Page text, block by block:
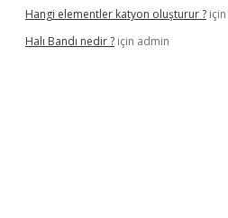
Hangi elementler katyon oluşturur ? için
Halı Bandı nedir ? için admin